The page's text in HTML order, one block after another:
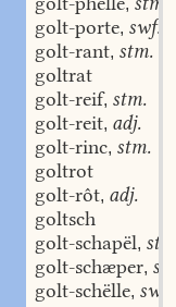
,
golt-porte, swf.
golt-rant, stm.
goltrat
golt-reif, stm.
golt-reit, adj.
golt-rinc, stm.
goltrot
golt-rôt, adj.
goltsch
golt-schapël, stn.
golt-schæper, stm.
golt-schëlle, swf.